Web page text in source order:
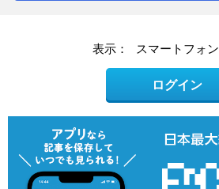
表示： スマートフォン
ログイン